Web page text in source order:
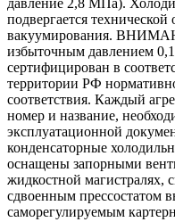
давление 2,8 МПа).
подвергается
вакуумирования.
избыточным давлением
сертифицирован в
территории РФ
соответствия. Каждый
номер и название,
эксплуатационной
конденсаторные
оснащены запорными
жидкостной магистралях,
сдвоенным прессостатом
саморегулируемым